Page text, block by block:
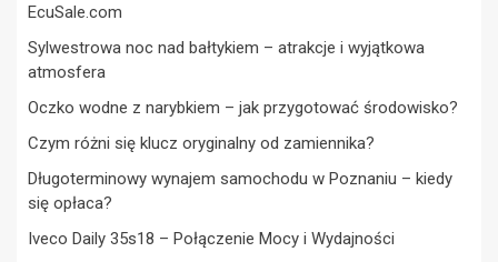
EcuSale.com
Sylwestrowa noc nad bałtykiem – atrakcje i wyjątkowa
atmosfera
Oczko wodne z narybkiem – jak przygotować środowisko?
Czym różni się klucz oryginalny od zamiennika?
Długoterminowy wynajem samochodu w Poznaniu – kiedy
się opłaca?
Iveco Daily 35s18 – Połączenie Mocy i Wydajności